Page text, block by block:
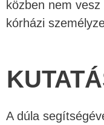
közben nem
kórházi
A dúla